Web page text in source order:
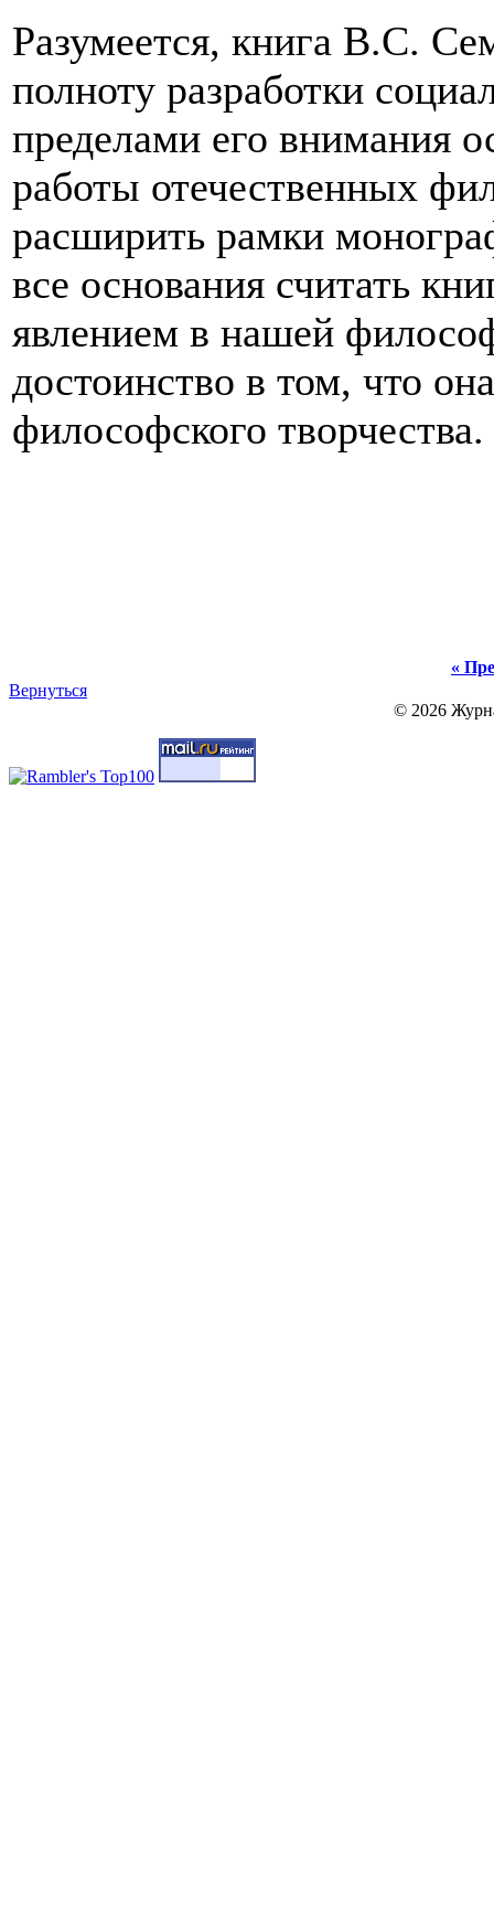
Разумеется, книга В.С.
полноту разработки
пределами его внимания
работы отечественных
расширить рамки
все основания считать
явлением в нашей
достоинство в том, что
философского творчества.
«
Вернуться
© 2026